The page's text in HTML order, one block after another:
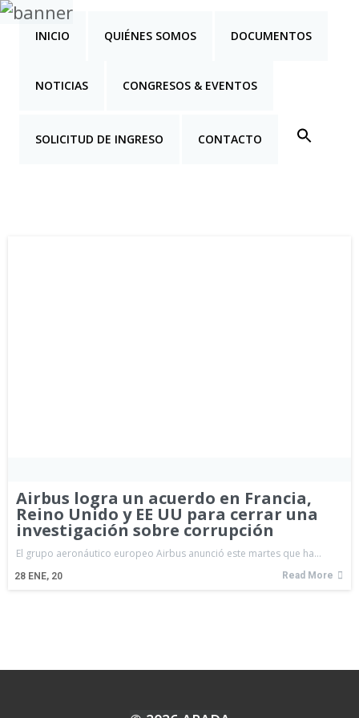
INICIO QUIÉNES SOMOS DOCUMENTOS
NOTICIAS CONGRESOS & EVENTOS
SOLICITUD DE INGRESO CONTACTO
Airbus logra un acuerdo en Francia,
Reino Unido y EE UU para cerrar una
investigación sobre corrupción
28 ENE, 20
El grupo aeronáutico europeo Airbus anunció este martes que ha…
Read More